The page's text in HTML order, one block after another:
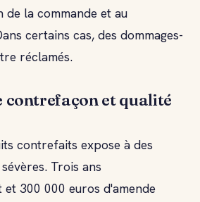
la commande et au
certains cas, des dommages-
réclamés.
contrefaçon et qualité
contrefaits expose à des
Trois ans
300 000 euros d'amende